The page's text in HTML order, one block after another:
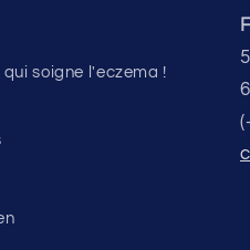
soigne l'eczema !